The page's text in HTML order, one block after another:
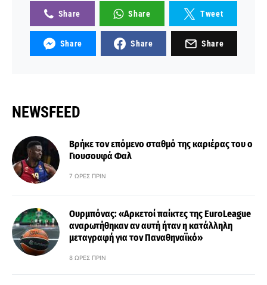
Share Share Tweet
Share Share Share
NEWSFEED
Βρήκε τον επόμενο σταθμό της καριέρας του ο
Γιουσουφά Φαλ
7 ΏΡΕΣ ΠΡΙΝ
Ουρμπόνας: «Αρκετοί παίκτες της EuroLeague
αναρωτήθηκαν αν αυτή ήταν η κατάλληλη
μεταγραφή για τον Παναθηναϊκό»
8 ΏΡΕΣ ΠΡΙΝ